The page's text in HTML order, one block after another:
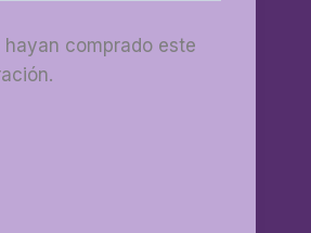
comprado este